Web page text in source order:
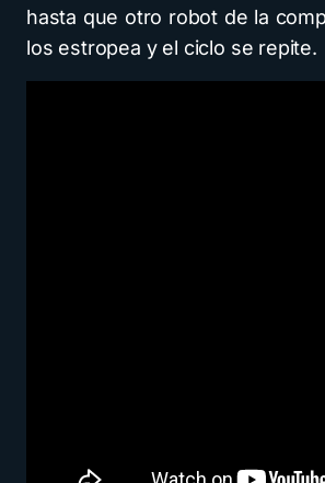
hasta que otro robot de la
los estropea y el ciclo se repite.